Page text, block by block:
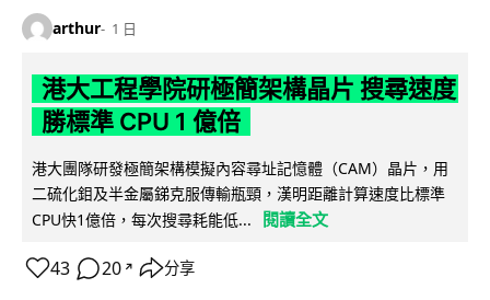
arthur 1 日
港大工程學院研極簡架構晶片 搜尋速度
勝標準 CPU 1 億倍
港大團隊研發極簡架構模擬內容尋址記憶體（CAM）晶片，用
二硫化鉬及半金屬銻克服傳輸瓶頸，漢明距離計算速度比標準
CPU快1億倍，每次搜尋耗能低...
閱讀全文
43 20 ↗ 分享